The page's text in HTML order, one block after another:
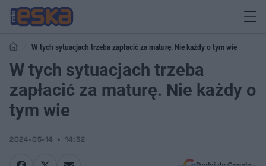
W tych sytuacjach trzeba zapłacić za maturę. Nie każdy o tym wie
W tych sytuacjach trzeba
zapłacić za maturę. Nie każdy o
tym wie
2024-05-14 14:32